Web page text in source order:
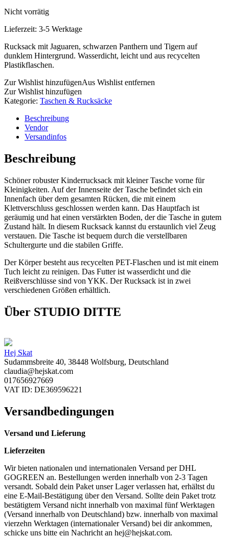
Nicht vorrätig
Lieferzeit: 3-5 Werktage
Rucksack mit Jaguaren, schwarzen Panthern und Tigern auf
dunklem Hintergrund. Wasserdicht, leicht und aus recycelten
Plastikflaschen.
Zur Wishlist hinzufügenAus Wishlist entfernen
Zur Wishlist hinzufügen
Kategorie: Taschen & Rucksäcke
Beschreibung
Vendor
Versandinfos
Beschreibung
Schöner robuster Kinderrucksack mit kleiner Tasche vorne für
Kleinigkeiten. Auf der Innenseite der Tasche befindet sich ein
Innenfach über dem gesamten Rücken, die mit einem
Klettverschluss geschlossen werden kann. Das Hauptfach ist
geräumig und hat einen verstärkten Boden, der die Tasche in gutem
Zustand hält. In diesem Rucksack kannst du erstaunlich viel Zeug
verstauen. Die Tasche ist bequem durch die verstellbaren
Schultergurte und die stabilen Griffe.
Der Körper besteht aus recycelten PET-Flaschen und ist mit einem
Tuch leicht zu reinigen. Das Futter ist wasserdicht und die
Reißverschlüsse sind von YKK. Der Rucksack ist in zwei
verschiedenen Größen erhältlich.
Über STUDIO DITTE
Hej Skat
Sudammsbreite 40, 38448 Wolfsburg, Deutschland
claudia@hejskat.com
017656927669
VAT ID: DE369596221
Versandbedingungen
Versand und Lieferung
Lieferzeiten
Wir bieten nationalen und internationalen Versand per DHL
GOGREEN an. Bestellungen werden innerhalb von 2-3 Tagen
versandt. Sobald dein Paket unser Lager verlassen hat, erhältst du
eine E-Mail-Bestätigung über den Versand. Sollte dein Paket trotz
bestätigtem Versand nicht innerhalb von maximal fünf Werktagen
(Versand innerhalb von Deutschland) bzw. innerhalb von maximal
vierzehn Werktagen (internationaler Versand) bei dir ankommen,
schicke uns bitte ein Nachricht an hej@hejskat.com.